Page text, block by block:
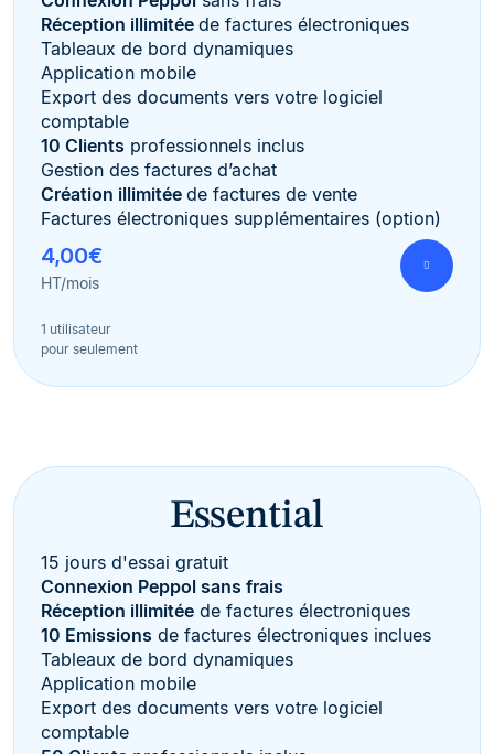
Réception illimitée de factures électroniques
Tableaux de bord dynamiques
Application mobile
Export des documents vers votre logiciel
comptable
10 Clients professionnels inclus
Gestion des factures d’achat
Création illimitée de factures de vente
Factures électroniques supplémentaires (option)
4,00€
HT/mois
1 utilisateur
pour seulement
Essential
15 jours d'essai gratuit
Connexion Peppol sans frais
Réception illimitée de factures électroniques
10 Emissions de factures électroniques inclues
Tableaux de bord dynamiques
Application mobile
Export des documents vers votre logiciel
comptable